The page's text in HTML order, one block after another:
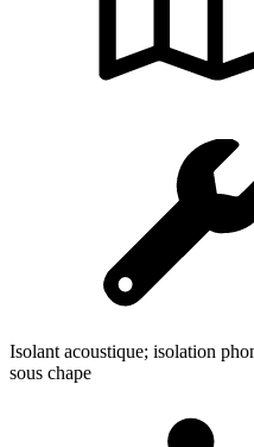
Isolant acoustique; isolation
sous chape